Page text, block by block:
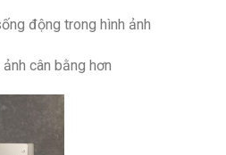
động trong hình ảnh
cân bằng hơn